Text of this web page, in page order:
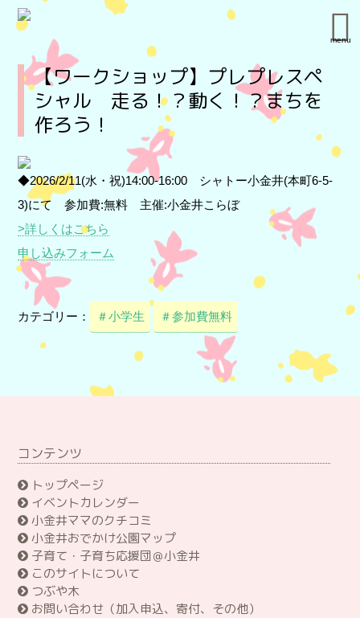
menu
【ワークショップ】プレプレスペ
シャル 走る！？動く！？まちを
作ろう！
◆2026/2/11(水・祝)14:00-16:00 シャトー小金井(本町6-5-
3)にて 参加費:無料 主催:小金井こらぼ
>詳しくはこちら
申し込みフォーム
カテゴリー： ＃小学生 ＃参加費無料
コンテンツ
トップページ
イベントカレンダー
小金井ママのクチコミ
小金井おでかけ公園マップ
子育て・子育ち応援団＠小金井
このサイトについて
つぶや木
お問い合わせ（加入申込、寄付、その他）